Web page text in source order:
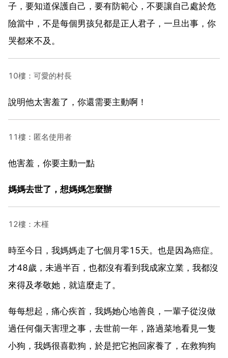
子，要知道保護自己，要有防範心，不要讓自己處於危
險當中，不是每個男孩兒都是正人君子，一旦出事，你
哭都來不及。
10樓：可愛的村長
說明他太害羞了，你還需要主動啊！
11樓：匿名使用者
他害羞，你要主動一點
媽媽去世了，想媽媽怎麼辦
12樓：木槿
時至今日，我媽媽走了七個月零15天。也是因為癌症。
才48歲，未過半百，也都沒有看到我成家立業，我都沒
來得及孝敬她，就這麼走了。
每每想起，痛心疾首，我媽她心地善良，一輩子從沒做
過任何傷天害理之事，去世前一年，路過菜地看見一隻
小狗，我媽很喜歡狗，於是把它抱回家養了，在救狗狗